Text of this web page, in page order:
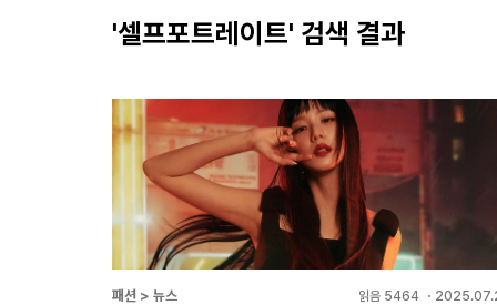
'셀프포트레이트' 검색 결과
패션 > 뉴스 읽음 5464・